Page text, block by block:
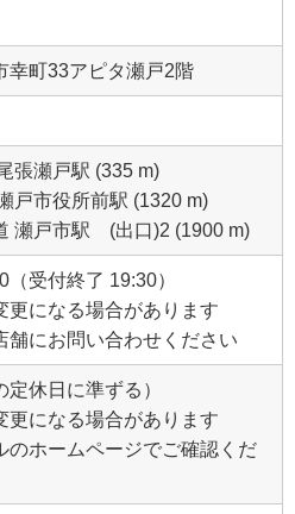
幸町33アピタ瀬戸2階
張瀬戸駅 (335 m)
戸市役所前駅 (1320 m)
瀬戸市駅 (出口)2 (1900 m)
受付終了 19:30）
更になる場合があります
舗にお問い合わせください
休日に準ずる）
更になる場合があります
のホームページでご確認くだ